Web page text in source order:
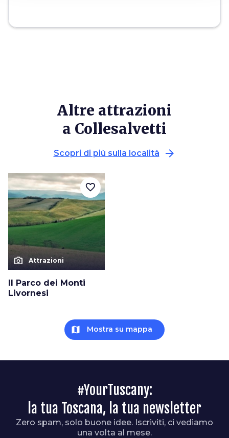
Altre attrazioni
a Collesalvetti
Scopri di più sulla località arrow_forward
photo_camera Attrazioni
Il Parco dei Monti
Livornesi
favorite_border
map Mostra su mappa
#YourTuscany:
la tua Toscana, la tua newsletter
Zero spam, solo buone idee. Iscriviti, ci vediamo
una volta al mese.